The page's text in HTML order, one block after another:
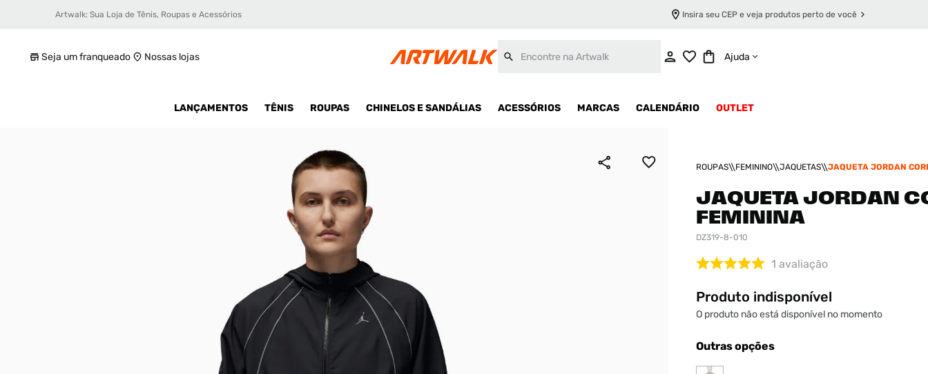
Artwalk: Sua Loja de Tênis, Roupas e Acessórios Insira seu CEP e veja produtos perto de você
Seja um franqueado Nossas lojas Ajuda
LANÇAMENTOS TÊNIS ROUPAS CHINELOS E SANDÁLIAS ACESSÓRIOS MARCAS CALENDÁRIO OUTLET
ROUPAS FEMININO JAQUETAS JAQUETA JORDAN
JAQUETA JORDAN
FEMININA
DZ319-8-010
1 avaliação
Produto indisponível
O produto não está disponível no momento
Outras opções
Jaqueta Jordan core Feminina